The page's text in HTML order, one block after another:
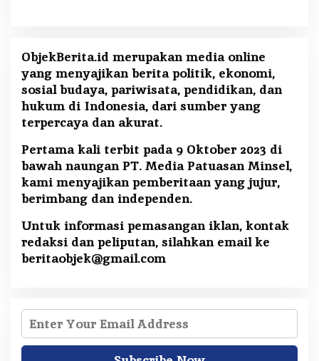
ObjekBerita.id merupakan media online
yang menyajikan berita politik, ekonomi,
sosial budaya, pariwisata, pendidikan, dan
hukum di Indonesia, dari sumber yang
terpercaya dan akurat.
Pertama kali terbit pada 9 Oktober 2023 di
bawah naungan PT. Media Patuasan Minsel,
kami menyajikan pemberitaan yang jujur,
berimbang dan independen.
Untuk informasi pemasangan iklan, kontak
redaksi dan peliputan, silahkan email ke
beritaobjek@gmail.com